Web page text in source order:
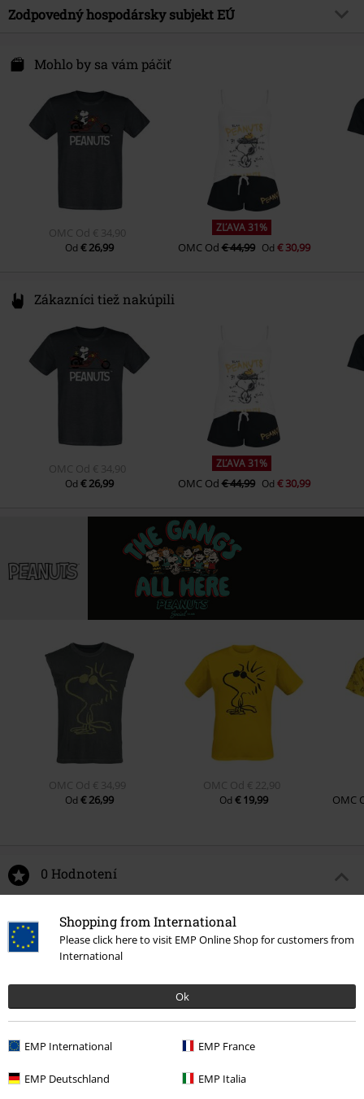
Shopping from International
Please click here to visit EMP Online Shop for customers from
International
Ok
EMP International EMP France
EMP Deutschland EMP Italia
Dátum vydania
12/1/25
Vhodné do mikrovlnnej rúry.
Zodpovedný hospodársky subjekt EÚ
Gildenstraße 6
Germany
info@unitedlabels.com
Mohlo by sa vám páčiť
OMC Od € 34,90
Od € 26,99
ZĽAVA 31%
OMC Od€ 44,99 Od € 30,99
Zákazníci tiež nakúpili
OMC Od € 34,90
Od € 26,99
ZĽAVA 31%
OMC Od€ 44,99 Od € 30,99
OMC Od € 34,99
Od€ 26,99
OMC Od € 22,90
Od€ 19,99 OMC
0 Hodnotení
Podeľte sa o váš názor "Snoopy".
Napísať hodnotenie